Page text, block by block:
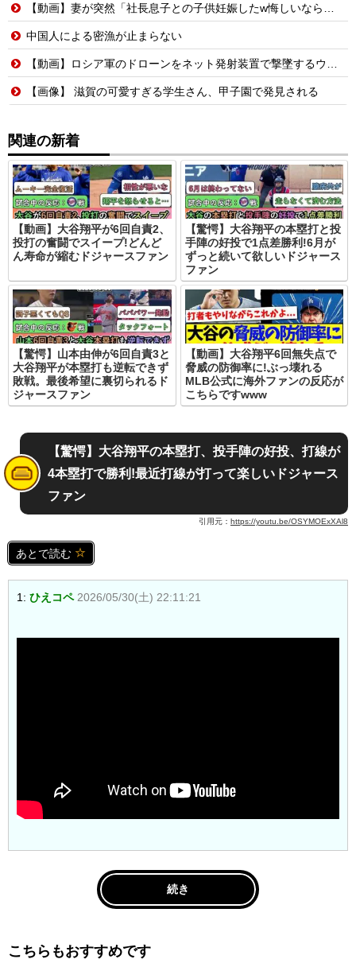
【動画】妻が突然「社長息子との子供妊娠したw悔しいなら早く見つけてよw」→10年間、誰も探さず無視し続けた結果
中国人による密漁が止まらない
【動画】ロシア軍のドローンをネット発射装置で撃墜するウクライナ。
【画像】 滋賀の可愛すぎる学生さん、甲子園で発見される
関連の新着
【動画】大谷翔平が6回自責2、
投打の奮闘でスイープ!どんど
ん寿命が縮むドジャースファン
【驚愕】大谷翔平の本塁打と投
手陣の好投で1点差勝利!6月が
ずっと続いて欲しいドジャース
ファン
【驚愕】山本由伸が6回自責3と
大谷翔平が本塁打も逆転できず
敗戦。最後希望に裏切られるド
ジャースファン
【動画】大谷翔平6回無失点で
脅威の防御率に!ぶっ壊れる
MLB公式に海外ファンの反応が
こちらですwww
【驚愕】大谷翔平の本塁打、投手陣の好投、打線が
4本塁打で勝利!最近打線が打って楽しいドジャース
ファン
引用元： https://youtu.be/OSYMOExXAl8
あとで読む
1: ひえコペ 2026/05/30(土) 22:11:21
続き
こちらもおすすめです